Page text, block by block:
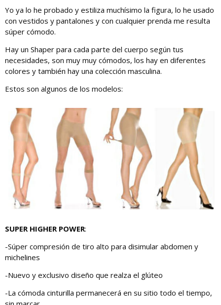
Yo ya lo he probado y estiliza muchísimo la figura, lo he usado
con vestidos y pantalones y con cualquier prenda me resulta
súper cómodo.
Hay un Shaper para cada parte del cuerpo según tus
necesidades, son muy muy cómodos, los hay en diferentes
colores y también hay una colección masculina.
Estos son algunos de los modelos:
SUPER HIGHER POWER:
-Súper compresión de tiro alto para disimular abdomen y
michelines
-Nuevo y exclusivo diseño que realza el glúteo
-La cómoda cinturilla permanecerá en su sitio todo el tiempo,